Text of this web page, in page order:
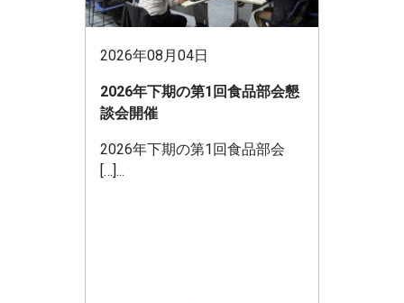
2026年08月04日
2026年下期の第1回食品部会懇
談会開催
2026年下期の第1回食品部会
[…]...